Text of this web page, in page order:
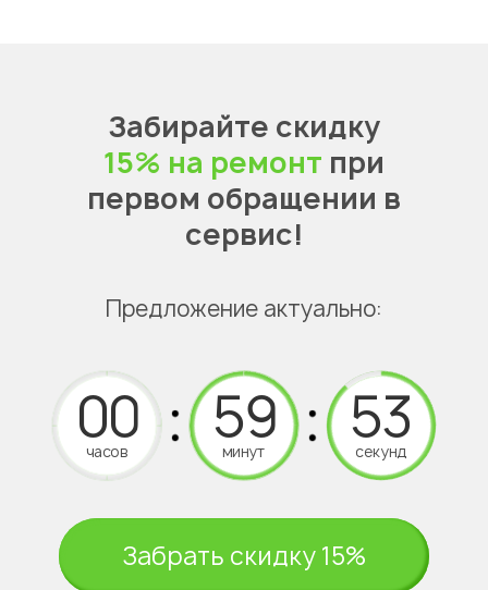
Забирайте скидку
15% на ремонт при
первом обращении в
сервис!
Предложение актуально:
часов минут секунд
Забрать скидку 15%